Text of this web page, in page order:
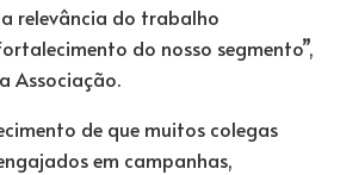
relevância do trabalho
do nosso segmento”,
Associação.
de que muitos colegas
em campanhas,